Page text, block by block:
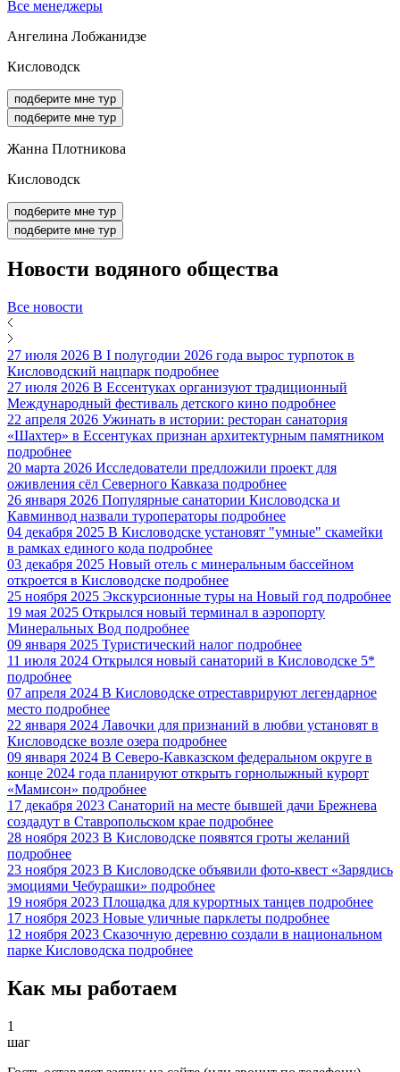
Все менеджеры
Ангелина Лобжанидзе
Кисловодск
подберите мне тур
подберите мне тур
Жанна Плотникова
Кисловодск
подберите мне тур
подберите мне тур
Новости водяного общества
Все новости
27 июля 2026 В I полугодии 2026 года вырос турпоток в
Кисловодский нацпарк подробнее
27 июля 2026 В Ессентуках организуют традиционный
Международный фестиваль детского кино подробнее
22 апреля 2026 Ужинать в истории: ресторан санатория
«Шахтер» в Ессентуках признан архитектурным памятником
подробнее
20 марта 2026 Исследователи предложили проект для
оживления сёл Северного Кавказа подробнее
26 января 2026 Популярные санатории Кисловодска и
Кавминвод назвали туроператоры подробнее
04 декабря 2025 В Кисловодске установят "умные" скамейки
в рамках единого кода подробнее
03 декабря 2025 Новый отель с минеральным бассейном
откроется в Кисловодске подробнее
25 ноября 2025 Экскурсионные туры на Новый год подробнее
19 мая 2025 Открылся новый терминал в аэропорту
Минеральных Вод подробнее
09 января 2025 Туристический налог подробнее
11 июля 2024 Открылся новый санаторий в Кисловодске 5*
подробнее
07 апреля 2024 В Кисловодске отреставрируют легендарное
место подробнее
22 января 2024 Лавочки для признаний в любви установят в
Кисловодске возле озера подробнее
09 января 2024 В Северо-Кавказском федеральном округе в
конце 2024 года планируют открыть горнолыжный курорт
«Мамисон» подробнее
17 декабря 2023 Санаторий на месте бывшей дачи Брежнева
создадут в Ставропольском крае подробнее
28 ноября 2023 В Кисловодске появятся гроты желаний
подробнее
23 ноября 2023 В Кисловодске объявили фото-квест «Зарядись
эмоциями Чебурашки» подробнее
19 ноября 2023 Площадка для курортных танцев подробнее
17 ноября 2023 Новые уличные парклеты подробнее
12 ноября 2023 Сказочную деревню создали в национальном
парке Кисловодска подробнее
Как мы работаем
1
шаг